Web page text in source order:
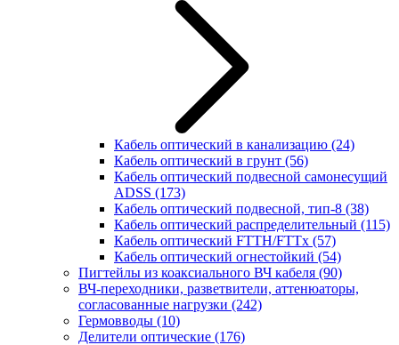
Кабель оптический в канализацию (24)
Кабель оптический в грунт (56)
Кабель оптический подвесной самонесущий
ADSS (173)
Кабель оптический подвесной, тип-8 (38)
Кабель оптический распределительный (115)
Кабель оптический FTTH/FTTx (57)
Кабель оптический огнестойкий (54)
Пигтейлы из коаксиального ВЧ кабеля (90)
ВЧ-переходники, разветвители, аттенюаторы,
согласованные нагрузки (242)
Гермовводы (10)
Делители оптические (176)